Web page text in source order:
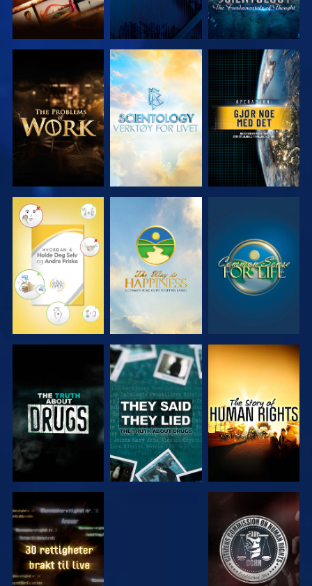
UTFORSK
SERIEN
UTFORSK
SERIEN
SE
SE SE SE
SE SE
SE SE